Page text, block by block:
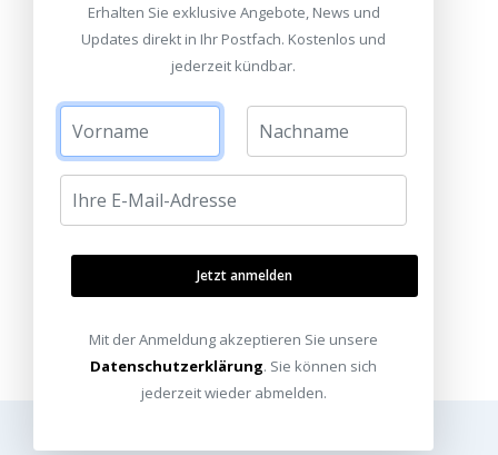
Erhalten Sie exklusive Angebote, News und
Updates direkt in Ihr Postfach. Kostenlos und
jederzeit kündbar.
Jetzt anmelden
Mit der Anmeldung akzeptieren Sie unsere
Datenschutzerklärung. Sie können sich
jederzeit wieder abmelden.